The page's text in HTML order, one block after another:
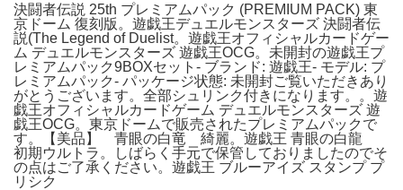
決闘者伝説 25th プレミアムパック (PREMIUM PACK) 東
京ドーム 復刻版。遊戯王デュエルモンスターズ 決闘者伝
説(The Legend of Duelist。遊戯王オフィシャルカードゲー
ム デュエルモンスターズ 遊戯王OCG。未開封の遊戯王プ
レミアムパック9BOXセット- ブランド: 遊戯王- モデル: プ
レミアムパック- パッケージ状態: 未開封ご覧いただきあり
がとうございます。全部シュリンク付きになります。。遊
戯王オフィシャルカードゲーム デュエルモンスターズ 遊
戯王OCG。東京ドームで販売されたプレミアムパックで
す。【美品】 青眼の白竜 綺麗。遊戯王 青眼の白龍
初期ウルトラ。しばらく手元で保管しておりましたのでそ
の点はご了承ください。遊戯王 ブルーアイズ スタンプ プ
リシク